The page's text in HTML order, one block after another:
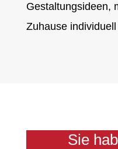
Gestaltungsideen,
Zuhause
Sie